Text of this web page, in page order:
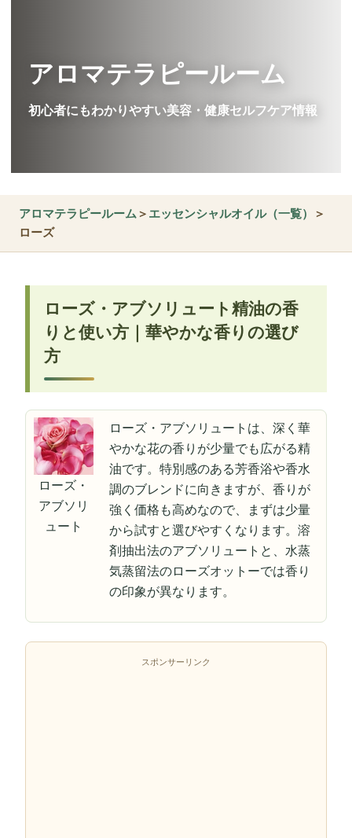
アロマテラピールーム
初心者にもわかりやすい美容・健康セルフケア情報
アロマテラピールーム＞ エッセンシャルオイル（一覧）
＞
ローズ
ローズ・アブソリュート精油の香
りと使い方｜華やかな香りの選び
方
ローズ・
アブソリ
ュート
ローズ・アブソリュートは、深く華
やかな花の香りが少量でも広がる精
油です。特別感のある芳香浴や香水
調のブレンドに向きますが、香りが
強く価格も高めなので、まずは少量
から試すと選びやすくなります。溶
剤抽出法のアブソリュートと、水蒸
気蒸留法のローズオットーでは香り
の印象が異なります。
スポンサーリンク